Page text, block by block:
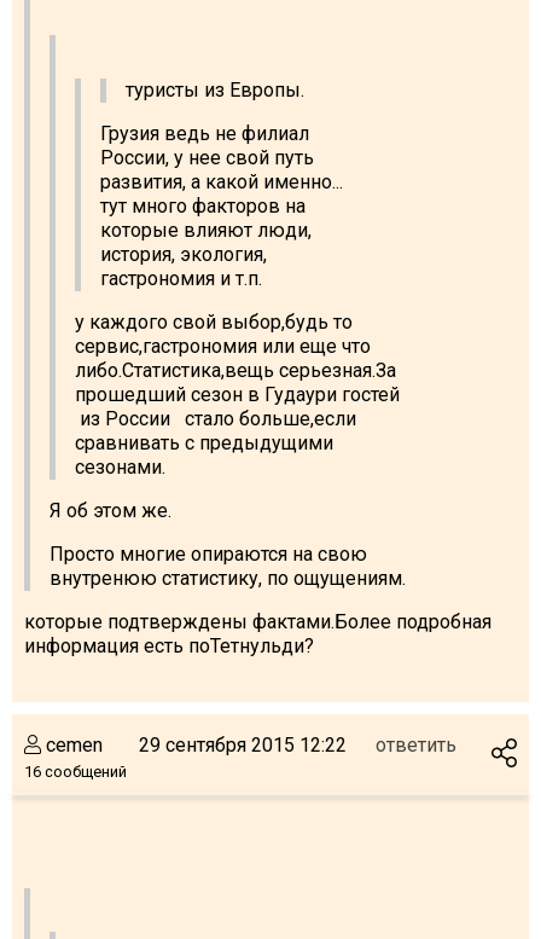
туристы из Европы.
Грузия ведь не филиал
России, у нее свой путь
развития, а какой именно...
тут много факторов на
которые влияют люди,
история, экология,
гастрономия и т.п.
у каждого свой выбор,будь то
сервис,гастрономия или еще что
либо.Статистика,вещь серьезная.За
прошедший сезон в Гудаури гостей
из России стало больше,если
сравнивать с предыдущими
сезонами.
Я об этом же.
Просто многие опираются на свою
внутренюю статистику, по ощущениям.
которые подтверждены фактами.Более подробная
информация есть поТетнульди?
cemen
16 сообщений
29 сентября 2015 12:22 ответить